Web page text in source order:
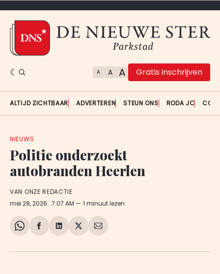
A A A Gratis inschrijven
ALTIJD ZICHTBAAR ADVERTEREN STEUN ONS RODA JC
NIEUWS
Politie onderzoekt
autobranden Heerlen
VAN ONZE REDACTIE
mei 28, 2026 . 7:07 AM 1 minuut lezen
Share
WhatsApp
Delen
Facebook
Delen
LinkedIn
Share
X
Deel
E-